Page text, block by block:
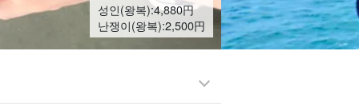
성인(왕복):4,880円
난쟁이(왕복):2,500円